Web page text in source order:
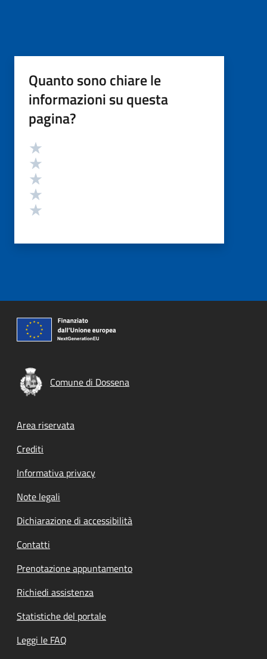
Quanto sono chiare le
informazioni su questa
pagina?
Valutazione
Comune di Dossena
Footer menu
Area riservata
Crediti
Informativa privacy
Note legali
Dichiarazione di accessibilità
Contatti
Prenotazione appuntamento
Richiedi assistenza
Statistiche del portale
Leggi le FAQ